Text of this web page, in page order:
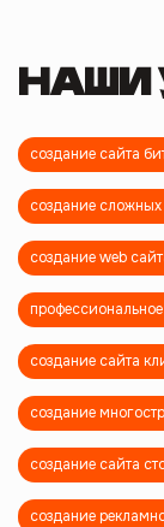
НАШИ
создание сайта
создание сложных
создание web
создание сайта
создание
создание сайта
создание